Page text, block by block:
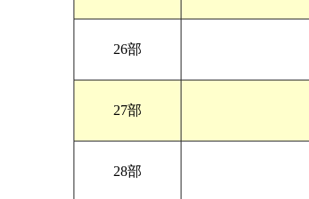
26部
27部
28部